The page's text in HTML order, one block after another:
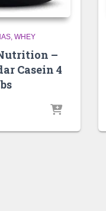
WHEY
–
Casein 4